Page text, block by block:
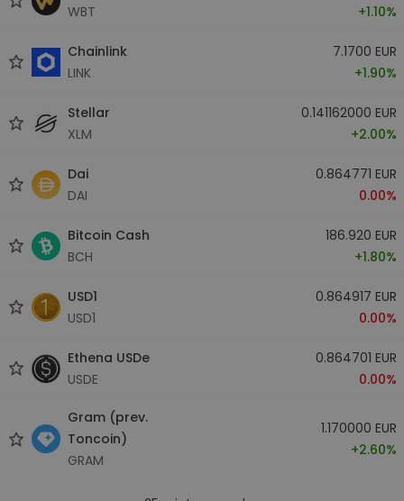
WBT
+1.10%
Chainlink
LINK
7.1700 EUR
+1.90%
Stellar
XLM
0.141162000 EUR
+2.00%
Dai
DAI
0.864771 EUR
0.00%
Bitcoin Cash
BCH
186.920 EUR
+1.80%
USD1
USD1
0.864917 EUR
0.00%
Ethena USDe
USDE
0.864701 EUR
0.00%
Gram (prev.
Toncoin)
GRAM
1.170000 EUR
+2.60%